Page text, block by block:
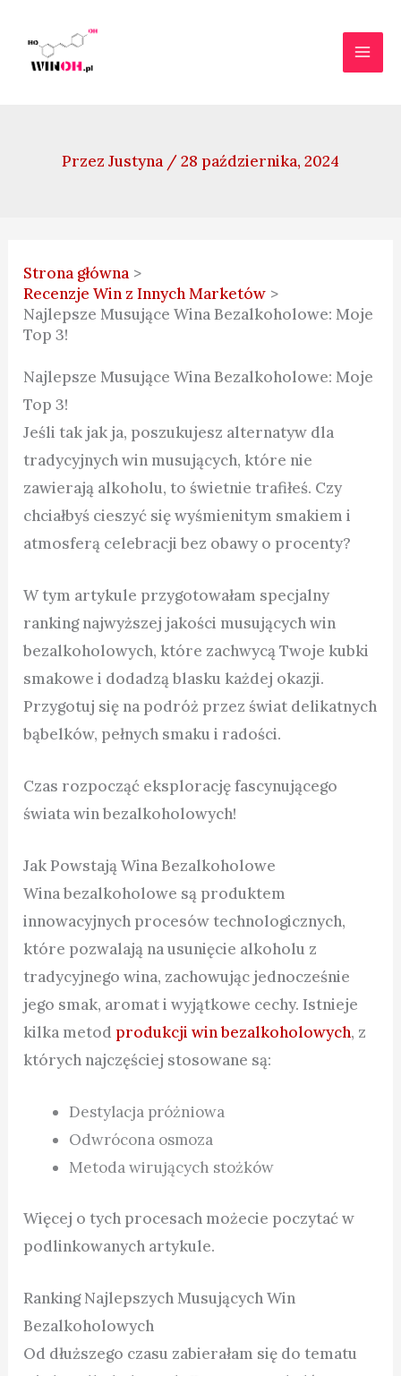
treści
Przez Justyna /28 października, 2024
Strona główna
Recenzje Win z Innych Marketów
Najlepsze Musujące Wina Bezalkoholowe: Moje
Top 3!
Najlepsze Musujące Wina Bezalkoholowe: Moje
Top 3!
Jeśli tak jak ja, poszukujesz alternatyw dla
tradycyjnych win musujących, które nie
zawierają alkoholu, to świetnie trafiłeś. Czy
chciałbyś cieszyć się wyśmienitym smakiem i
atmosferą celebracji bez obawy o procenty?
W tym artykule przygotowałam specjalny
ranking najwyższej jakości musujących win
bezalkoholowych, które zachwycą Twoje kubki
smakowe i dodadzą blasku każdej okazji.
Przygotuj się na podróż przez świat delikatnych
bąbelków, pełnych smaku i radości.
Czas rozpocząć eksplorację fascynującego
świata win bezalkoholowych!
Jak Powstają Wina Bezalkoholowe
Wina bezalkoholowe są produktem
innowacyjnych procesów technologicznych,
które pozwalają na usunięcie alkoholu z
tradycyjnego wina, zachowując jednocześnie
jego smak, aromat i wyjątkowe cechy. Istnieje
kilka metodprodukcji win bezalkoholowych, z
których najczęściej stosowane są:
Destylacja próżniowa
Odwrócona osmoza
Metoda wirujących stożków
Więcej o tych procesach możecie poczytać w
podlinkowanych artykule.
Ranking Najlepszych Musujących Win
Bezalkoholowych
Od dłuższego czasu zabierałam się do tematu